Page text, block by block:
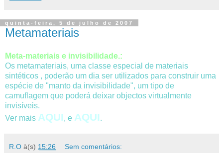
quinta-feira, 5 de julho de 2007
Metamateriais
Meta-materiais e invisibilidade.:
Os metamateriais, uma classe especial de materiais
sintéticos , poderão um dia ser utilizados para construir uma
espécie de "manto da invisibilidade", um tipo de
camuflagem que poderá deixar objectos virtualmente
invisíveis.
Ver mais AQUI, e AQUI.
R.O à(s) 15:26 Sem comentários: